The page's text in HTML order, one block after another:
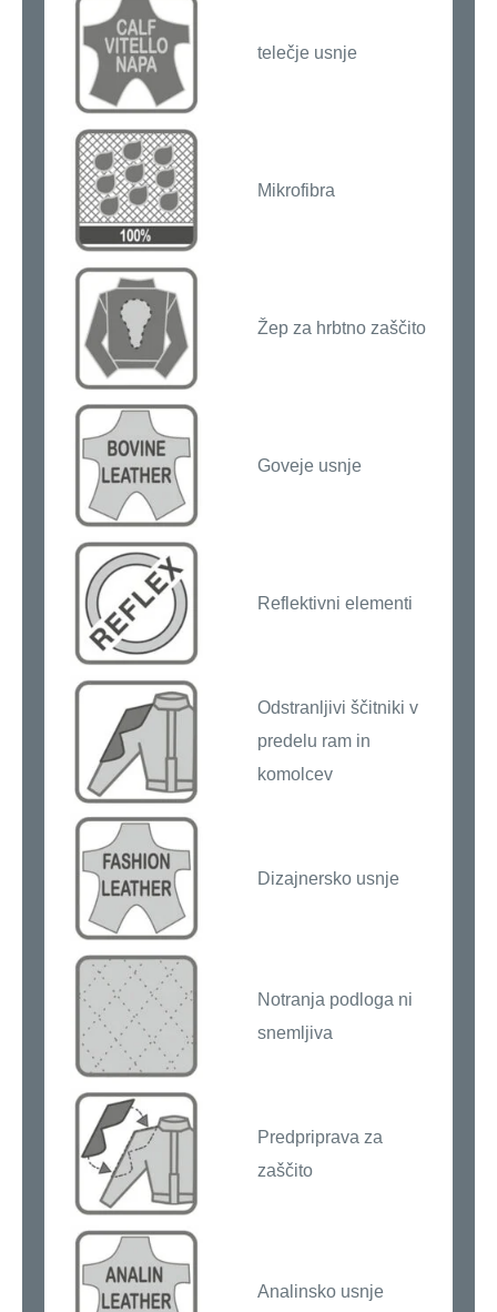
telečje usnje
Mikrofibra
Žep za hrbtno zaščito
Goveje usnje
Reflektivni elementi
Odstranljivi ščitniki v
predelu ram in
komolcev
Dizajnersko usnje
Notranja podloga ni
snemljiva
Predpriprava za
zaščito
Analinsko usnje